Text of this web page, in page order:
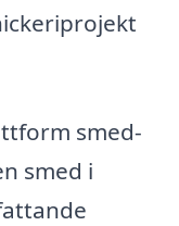
smed-
smed i